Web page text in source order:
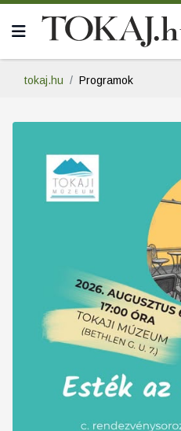
tokaj.hu Programok